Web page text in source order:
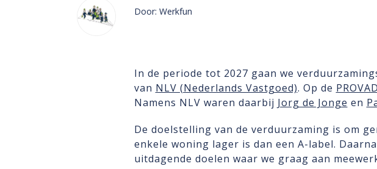
Door: Werkfun
In de periode tot 2027 gaan we
van NLV (Nederlands Vastgoed). Op de
Namens NLV waren daarbij Jorg de Jonge en
De doelstelling van de verduurzaming is om
enkele woning lager is dan een A-label.
uitdagende doelen waar we graag aan